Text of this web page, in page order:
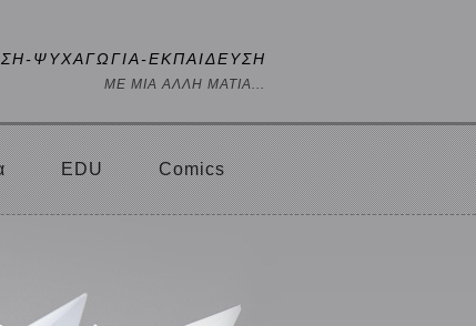
ΨΥΧΑΓΩΓΙΑ-ΕΚΠΑΙΔΕΥΣΗ
ΜΕ ΜΙΑ ΑΛΛΗ ΜΑΤΙΑ...
EDU Comics